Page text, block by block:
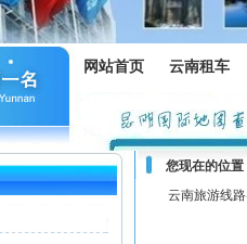
网站首页 云南租车
您现在的位置
云南旅游线